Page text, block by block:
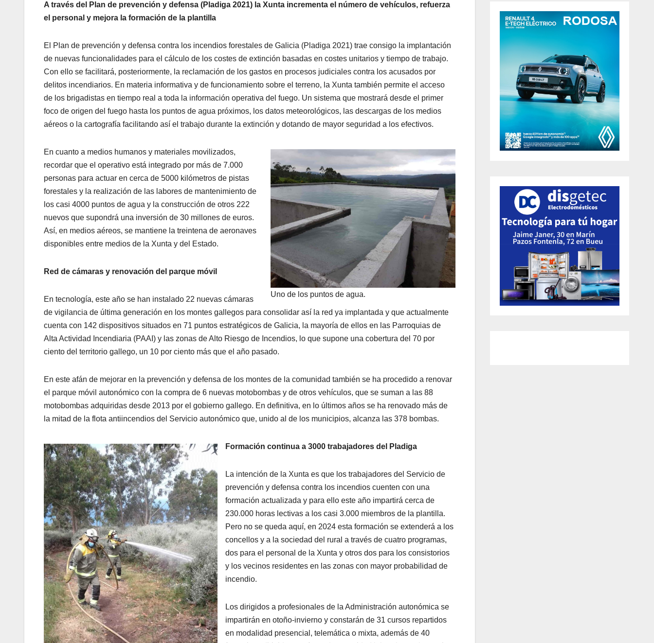
A través del Plan de prevención y defensa (Pladiga 2021) la Xunta incrementa el número de vehículos, refuerza
el personal y mejora la formación de la plantilla
El Plan de prevención y defensa contra los incendios forestales de Galicia (Pladiga 2021) trae consigo la implantación
de nuevas funcionalidades para el cálculo de los costes de extinción basadas en costes unitarios y tiempo de trabajo.
Con ello se facilitará, posteriormente, la reclamación de los gastos en procesos judiciales contra los acusados por
delitos incendiarios. En materia informativa y de funcionamiento sobre el terreno, la Xunta también permite el acceso
de los brigadistas en tiempo real a toda la información operativa del fuego. Un sistema que mostrará desde el primer
foco de origen del fuego hasta los puntos de agua próximos, los datos meteorológicos, las descargas de los medios
aéreos o la cartografía facilitando así el trabajo durante la extinción y dotando de mayor seguridad a los efectivos.
Uno de los puntos de agua.
En cuanto a medios humanos y materiales movilizados,
recordar que el operativo está integrado por más de 7.000
personas para actuar en cerca de 5000 kilómetros de pistas
forestales y la realización de las labores de mantenimiento de
los casi 4000 puntos de agua y la construcción de otros 222
nuevos que supondrá una inversión de 30 millones de euros.
Así, en medios aéreos, se mantiene la treintena de aeronaves
disponibles entre medios de la Xunta y del Estado.
Red de cámaras y renovación del parque móvil
En tecnología, este año se han instalado 22 nuevas cámaras
de vigilancia de última generación en los montes gallegos para consolidar así la red ya implantada y que actualmente
cuenta con 142 dispositivos situados en 71 puntos estratégicos de Galicia, la mayoría de ellos en las Parroquias de
Alta Actividad Incendiaria (PAAI) y las zonas de Alto Riesgo de Incendios, lo que supone una cobertura del 70 por
ciento del territorio gallego, un 10 por ciento más que el año pasado.
En este afán de mejorar en la prevención y defensa de los montes de la comunidad también se ha procedido a renovar
el parque móvil autonómico con la compra de 6 nuevas motobombas y de otros vehículos, que se suman a las 88
motobombas adquiridas desde 2013 por el gobierno gallego. En definitiva, en lo últimos años se ha renovado más de
la mitad de la flota antiincendios del Servicio autonómico que, unido al de los municipios, alcanza las 378 bombas.
Formación continua a 3000 trabajadores del Pladiga
La intención de la Xunta es que los trabajadores del Servicio de
prevención y defensa contra los incendios cuenten con una
formación actualizada y para ello este año impartirá cerca de
230.000 horas lectivas a los casi 3.000 miembros de la plantilla.
Pero no se queda aquí, en 2024 esta formación se extenderá a los
concellos y a la sociedad del rural a través de cuatro programas,
dos para el personal de la Xunta y otros dos para los consistorios
y los vecinos residentes en las zonas con mayor probabilidad de
incendio.
Los dirigidos a profesionales de la Administración autonómica se
impartirán en otoño-invierno y constarán de 31 cursos repartidos
en modalidad presencial, telemática o mixta, además de 40